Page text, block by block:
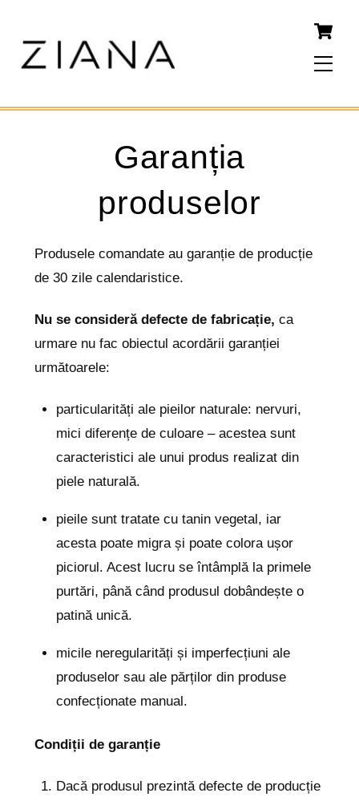
content
Garanția
produselor
Produsele comandate au garanție de producție
de 30 zile calendaristice.
Nu se consideră defecte de fabricație, ca
urmare nu fac obiectul acordării garanției
următoarele:
particularități ale pieilor naturale: nervuri,
mici diferențe de culoare – acestea sunt
caracteristici ale unui produs realizat din
piele naturală.
pieile sunt tratate cu tanin vegetal, iar
acesta poate migra și poate colora ușor
piciorul. Acest lucru se întâmplă la primele
purtări, până când produsul dobândește o
patină unică.
micile neregularități și imperfecțiuni ale
produselor sau ale părților din produse
confecționate manual.
Condiții de garanție
Dacă produsul prezintă defecte de producție